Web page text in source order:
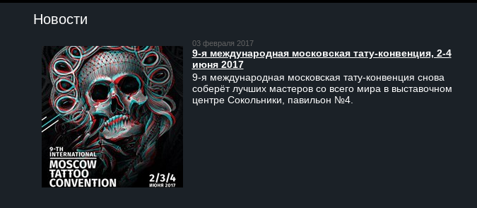
Новости
03 февраля 2017
9-я международная московская тату-конвенция, 2-4
июня 2017
9-я международная московская тату-конвенция снова
соберёт лучших мастеров со всего мира в выставочном
центре Сокольники, павильон №4.